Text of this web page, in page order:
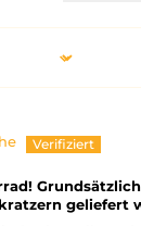
geliefert